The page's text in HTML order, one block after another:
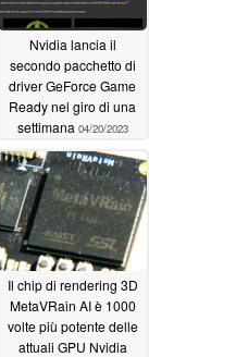
08/29/2023
Nvidia lancia il
secondo pacchetto di
driver GeForce Game
Ready nel giro di una
settimana 04/20/2023
Il chip di rendering 3D
MetaVRain AI è 1000
volte più potente delle
attuali GPU Nvidia